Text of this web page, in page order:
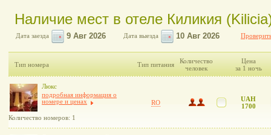
Наличие мест в отеле Киликия
Дата заезда Дата выезда
Тип номера Тип питания
Количество
человек
Цена
за 1 ночь
Люкс
подробная информация о
номере и ценах
Количество номеров: 1
RO
UAH
1700